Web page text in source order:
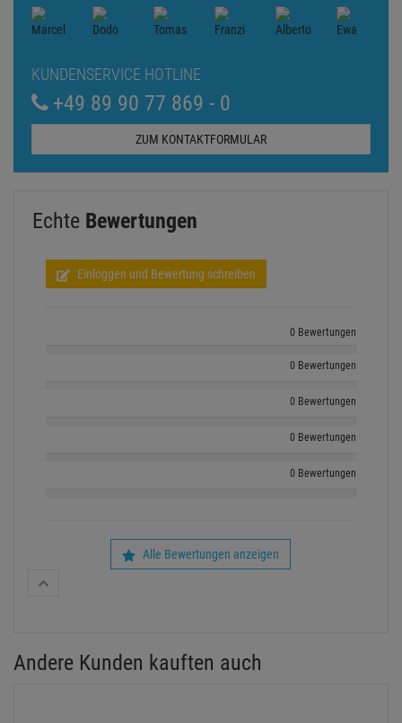
KUNDENSERVICE HOTLINE
+49 89 90 77 869 - 0
ZUM KONTAKTFORMULAR
Echte Bewertungen
Einloggen und Bewertung schreiben
0 Bewertungen
0 Bewertungen
0 Bewertungen
0 Bewertungen
0 Bewertungen
Alle Bewertungen anzeigen
Andere Kunden kauften auch